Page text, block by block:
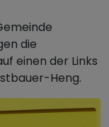
die
einen der Links
Heng.